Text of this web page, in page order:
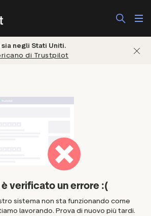
negli Stati Uniti.
di Trustpilot
verificato un errore :(
sistema non sta funzionando come
lavorando. Prova di nuovo più tardi.